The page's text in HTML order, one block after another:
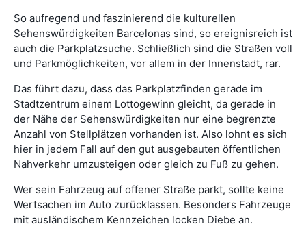
So aufregend und faszinierend die kulturellen
Sehenswürdigkeiten Barcelonas sind, so ereignisreich ist
auch die Parkplatzsuche. Schließlich sind die Straßen voll
und Parkmöglichkeiten, vor allem in der Innenstadt, rar.
Das führt dazu, dass das Parkplatzfinden gerade im
Stadtzentrum einem Lottogewinn gleicht, da gerade in
der Nähe der Sehenswürdigkeiten nur eine begrenzte
Anzahl von Stellplätzen vorhanden ist. Also lohnt es sich
hier in jedem Fall auf den gut ausgebauten öffentlichen
Nahverkehr umzusteigen oder gleich zu Fuß zu gehen.
Wer sein Fahrzeug auf offener Straße parkt, sollte keine
Wertsachen im Auto zurücklassen. Besonders Fahrzeuge
mit ausländischem Kennzeichen locken Diebe an.